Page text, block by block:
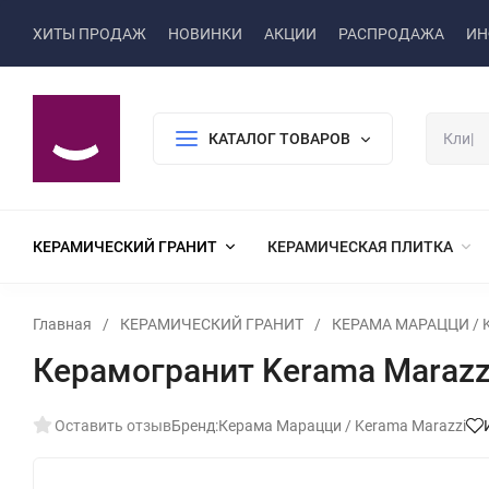
ХИТЫ ПРОДАЖ НОВИНКИ АКЦИИ РАСПРОДАЖА
КАТАЛОГ ТОВАРОВ
КЕРАМИЧЕСКИЙ ГРАНИТ КЕРАМИЧЕСКАЯ ПЛИТКА
Главная / КЕРАМИЧЕСКИЙ ГРАНИТ / КЕРАМА МАРАЦЦИ /
Керамогранит Kerama
Оставить отзывБренд:Керама Марацци / Kerama Marazzi